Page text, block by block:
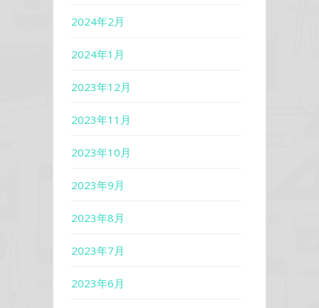
2024年2月
2024年1月
2023年12月
2023年11月
2023年10月
2023年9月
2023年8月
2023年7月
2023年6月